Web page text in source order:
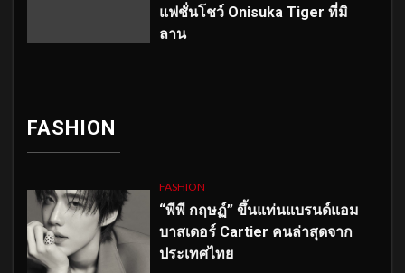
แฟชั่นโชว์ Onisuka Tiger ที่มิ
ลาน
FASHION
FASHION
“พีพี กฤษฏ์” ขึ้นแท่นแบรนด์แอม
บาสเดอร์ Cartier คนล่าสุดจาก
ประเทศไทย